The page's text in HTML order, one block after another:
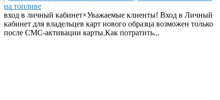
на топливе
вход в личный кабинет×Уважаемые клиенты! Вход в Личный
кабинет для владельцев карт нового образца возможен только
после СМС-активации карты.Как потратить...